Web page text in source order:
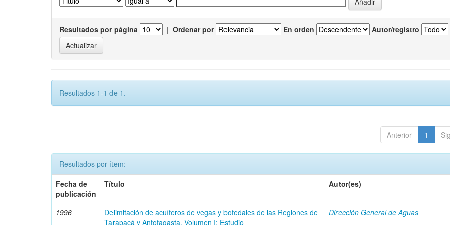
Resultados por página | Ordenar por En orden Autor/registro
Resultados 1-1 de 1.
Anterior 1
Resultados por ítem:
Fecha de
publicación
Título Autor(es)
1996
Delimitación de acuíferos de vegas y bofedales de las Regiones de
Tarapacá y Antofagasta. Volumen I: Estudio
Dirección General de Aguas